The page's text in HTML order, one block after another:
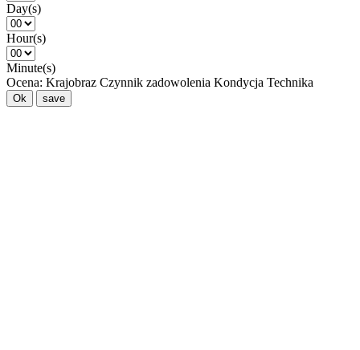
Day(s)
Hour(s)
Minute(s)
Ocena: Krajobraz Czynnik zadowolenia Kondycja Technika
Ok save